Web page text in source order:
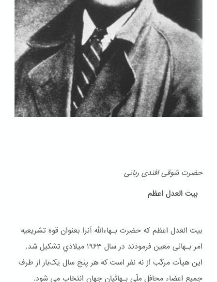
حضرت شوقی افندی ربانی
بیت العدل اعظم
بیت العدل اعظم که حضرت بـهاءالله آنرا بعنوان قوه تشریعیه
امر بـهائی معین فرمودند در سال ۱۹۶۳ ميلادي تشکیل شد.
این هیأت مرکّب از نه نفر است که هر پنج سال یک‌بار از طرف
جمیع اعضاء محافل ملّی بـهائیان جهان انتخاب می شود.